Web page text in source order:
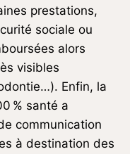
prestations,
sociale ou
alors
visibles
Enfin, la
% santé a
communication
à destination des